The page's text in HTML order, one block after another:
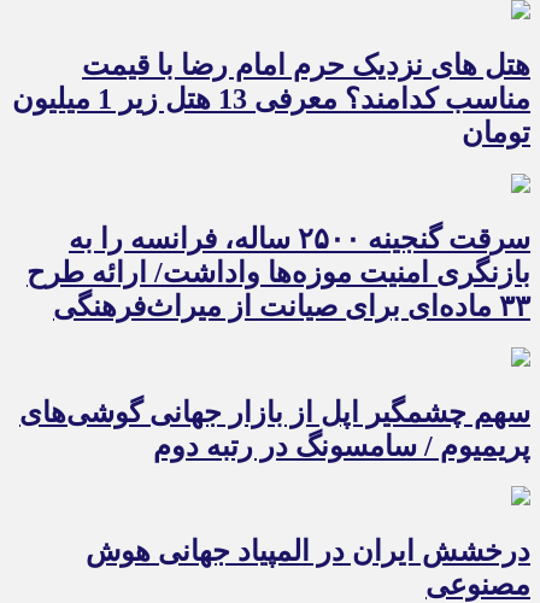
هتل های نزدیک حرم امام رضا با قیمت
مناسب کدامند؟ معرفی 13 هتل زیر 1 میلیون
تومان
سرقت گنجینه ۲۵۰۰ ساله، فرانسه را به
بازنگری امنیت موزه‌ها واداشت/ ارائه طرح
۳۳ ماده‌ای برای صیانت از میراث‌فرهنگی
سهم چشمگیر اپل از بازار جهانی گوشی‌های
پریمیوم / سامسونگ در رتبه دوم
درخشش ایران در المپیاد جهانی هوش
مصنوعی